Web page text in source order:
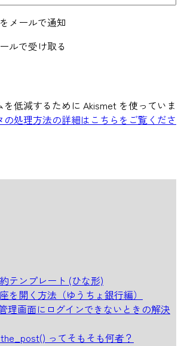
メールで通知
ルで受け取る
を低減するために Akismet を使っていま
の処理方法の詳細はこちらをご覧くださ
テンプレート (ひな形)
を開く方法（ゆうちょ銀行編）
理画面にログインできないときの解決
ってそもそも何者？